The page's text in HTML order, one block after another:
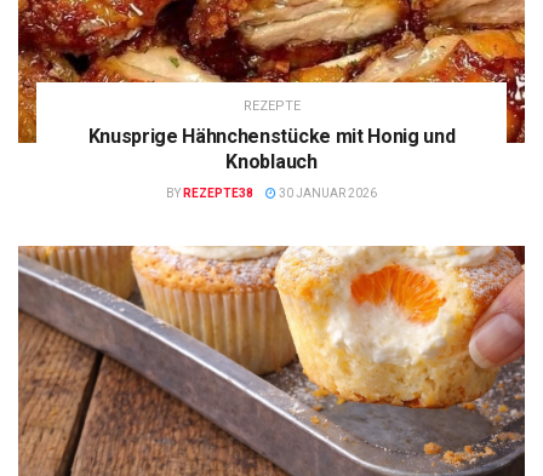
REZEPTE
Knusprige Hähnchenstücke mit Honig und
Knoblauch
BY REZEPTE38 30 JANUAR 2026